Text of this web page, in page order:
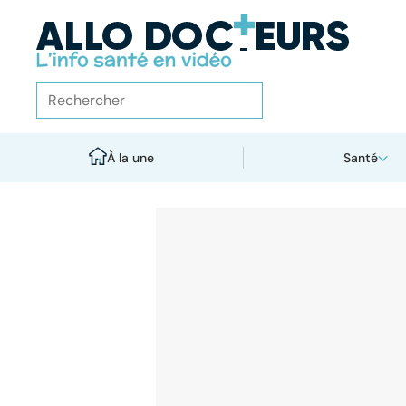
À la une Santé